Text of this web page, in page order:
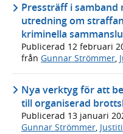
Pressträff i samband
utredning om
kriminella
Publicerad 12 februari
från Gunnar Strömmer,
Nya verktyg för att
till organiserad
Publicerad 13 januari
Gunnar Strömmer,